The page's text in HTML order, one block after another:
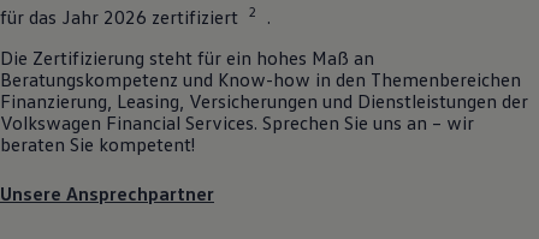
für das Jahr 2026 zertifiziert 2
.
Die Zertifizierung steht für ein hohes Maß an
Beratungskompetenz und Know-how in den Themenbereichen
Finanzierung, Leasing, Versicherungen und Dienstleistungen der
Volkswagen Financial Services. Sprechen Sie uns an – wir
beraten Sie kompetent!
Unsere Ansprechpartner